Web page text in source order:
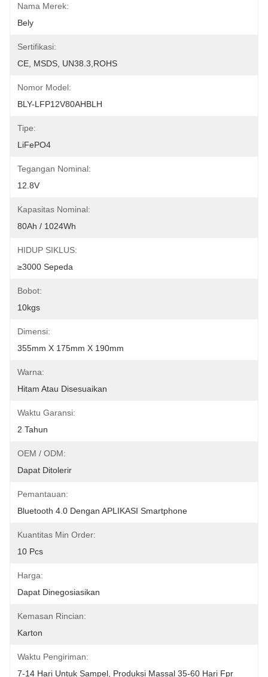
Nama Merek:
Bely
Sertifikasi:
CE, MSDS, UN38.3,ROHS
Nomor Model:
BLY-LFP12V80AHBLH
Tipe:
LiFePO4
Tegangan Nominal:
12.8V
Kapasitas Nominal:
80Ah / 1024Wh
HIDUP SIKLUS:
≥3000 Sepeda
Bobot:
10kgs
Dimensi:
355mm X 175mm X 190mm
Warna:
Hitam Atau Disesuaikan
Waktu Garansi:
2 Tahun
OEM / ODM:
Dapat Ditolerir
Pemantauan:
Bluetooth 4.0 Dengan APLIKASI Smartphone
Kuantitas Min Order:
10 Pcs
Harga:
Dapat Dinegosiasikan
Kemasan Rincian:
Karton
Waktu Pengiriman:
7-14 Hari Untuk Sampel, Produksi Massal 35-60 Hari Fpr